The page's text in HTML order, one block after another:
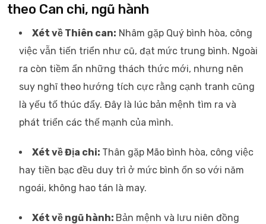
theo Can chi, ngũ hành
Xét về Thiên can: Nhâm gặp Quý bình hòa, công
việc vẫn tiến triển như cũ, đạt mức trung bình. Ngoài
ra còn tiềm ẩn những thách thức mới, nhưng nên
suy nghĩ theo hướng tích cực rằng cạnh tranh cũng
là yếu tố thúc đẩy. Đây là lúc bản mệnh tìm ra và
phát triển các thế mạnh của mình.
Xét về Địa chi: Thân gặp Mão bình hòa, công việc
hay tiền bạc đều duy trì ở mức bình ổn so với năm
ngoái, không hao tán là may.
Xét về ngũ hành: Bản mệnh và lưu niên đồng